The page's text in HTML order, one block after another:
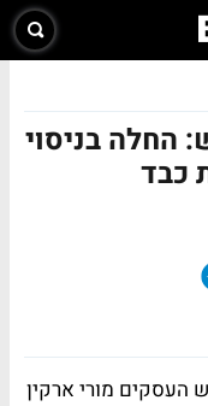
החלה בניסוי
כבד
העסקים מורי ארקין